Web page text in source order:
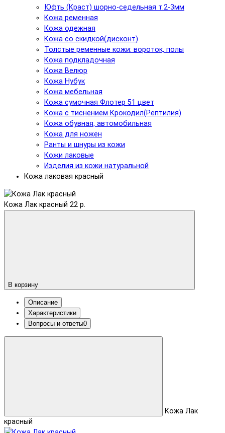
Юфть (Краст) шорно-седельная т.2-3мм
Кожа ременная
Кожа одежная
Кожа со скидкой(дисконт)
Толстые ременные кожи: вороток, полы
Кожа подкладочная
Кожа Велюр
Кожа Нубук
Кожа мебельная
Кожа сумочная Флотер 51 цвет
Кожа с тиснением Крокодил(Рептилия)
Кожа обувная, автомобильная
Кожа для ножен
Ранты и шнуры из кожи
Кожи лаковые
Изделия из кожи натуральной
Кожа лаковая красный
Кожа Лак красный 22 р.
В корзину
Описание
Характеристики
Вопросы и ответы0
Кожа Лак
красный